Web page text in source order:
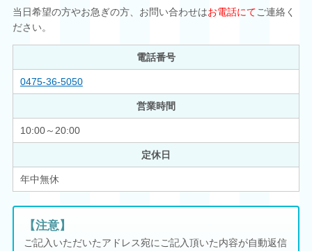
当日希望の方やお急ぎの方、お問い合わせはお電話にてご連絡く
ださい。
電話番号
0475-36-5050
営業時間
10:00～20:00
定休日
年中無休
【注意】
ご記入いただいたアドレス宛にご記入頂いた内容が自動返信